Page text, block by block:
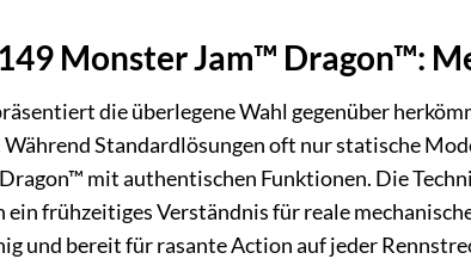
Monster Jam™ Dragon™:
die überlegene Wahl gegenüber
Standardlösungen oft nur statische
mit authentischen Funktionen. Die
frühzeitiges Verständnis für reale
und bereit für rasante Action auf jeder